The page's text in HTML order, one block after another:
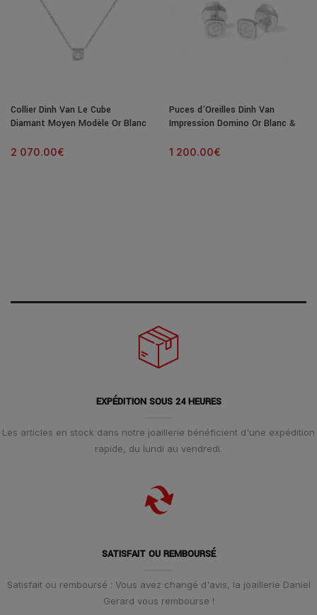
Collier Dinh Van Le Cube
Diamant Moyen Modèle Or Blanc
2 070.00€
Puces d’Oreilles Dinh Van
Impression Domino Or Blanc &
1 200.00€
EXPÉDITION SOUS 24 HEURES
Les articles en stock dans notre joaillerie bénéficient d'une expédition
rapide, du lundi au vendredi.
SATISFAIT OU REMBOURSÉ
Satisfait ou remboursé : Vous avez changé d'avis, la joaillerie Daniel
Gerard vous rembourse !